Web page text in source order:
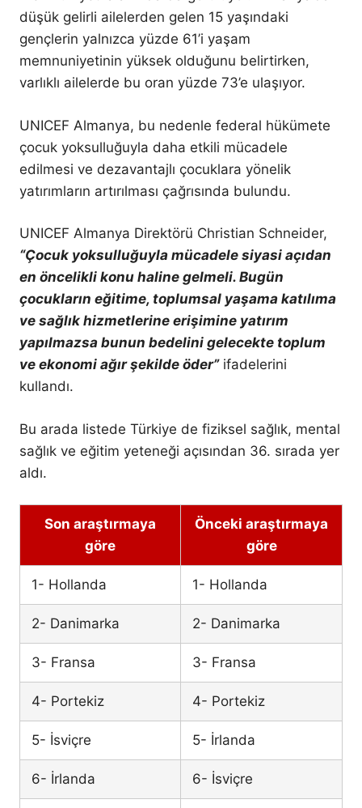
düşük gelirli ailelerden gelen 15 yaşındaki
gençlerin yalnızca yüzde 61’i yaşam
memnuniyetinin yüksek olduğunu belirtirken,
varlıklı ailelerde bu oran yüzde 73’e ulaşıyor.
UNICEF Almanya, bu nedenle federal hükümete
çocuk yoksulluğuyla daha etkili mücadele
edilmesi ve dezavantajlı çocuklara yönelik
yatırımların artırılması çağrısında bulundu.
UNICEF Almanya Direktörü Christian Schneider,
“Çocuk yoksulluğuyla mücadele siyasi açıdan
en öncelikli konu haline gelmeli. Bugün
çocukların eğitime, toplumsal yaşama katılıma
ve sağlık hizmetlerine erişimine yatırım
yapılmazsa bunun bedelini gelecekte toplum
ve ekonomi ağır şekilde öder”ifadelerini
kullandı.
Bu arada listede Türkiye de fiziksel sağlık, mental
sağlık ve eğitim yeteneği açısından 36. sırada yer
aldı.
Son araştırmaya
göre
Önceki araştırmaya
göre
1- Hollanda 1- Hollanda
2- Danimarka 2- Danimarka
3- Fransa 3- Fransa
4- Portekiz 4- Portekiz
5- İsviçre 5- İrlanda
6- İrlanda 6- İsviçre